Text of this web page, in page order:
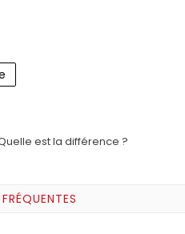
est la différence ?